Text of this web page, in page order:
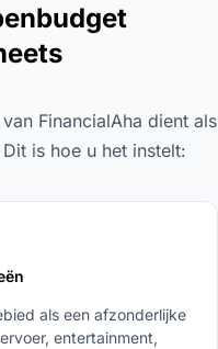
FinancialAha dient als
is hoe u het instelt:
als een afzonderlijke
entertainment,